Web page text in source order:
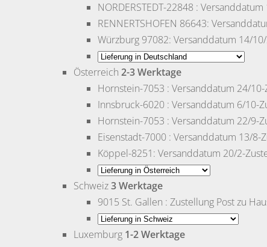
NORDERSTEDT-22848 :
RENNERTSHOFEN 86643:
Würzburg 97082: Versanddatum 14/
Österreich 2-3 Werktage
Hornstein-7053 : Versanddatum 24/
Innsbruck-6020 : Versanddatum 6/10-
Hornstein-7053 : Versanddatum 22/9-
Eisenstadt-7000 : Versanddatum 13/8-
Köppel-8251: Versanddatum 20/2-
Schweiz3 Werktage
9015 St. Gallen : Zustellung Post zu
Luxemburg 1-2 Werktage